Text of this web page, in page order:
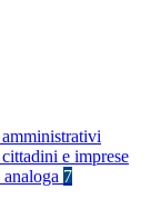
e imprese
7